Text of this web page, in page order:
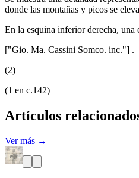
donde las montañas y picos se
En la esquina inferior derecha, una
["Gio. Ma. Cassini Somco. inc."] .
(2)
(1 en c.142)
Artículos
Ver más →